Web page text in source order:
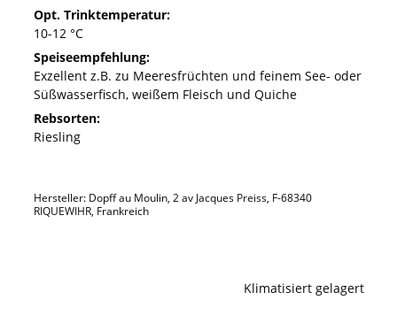
Opt. Trinktemperatur:
10-12 °C
Speiseempfehlung:
Exzellent z.B. zu Meeresfrüchten und feinem See- oder
Süßwasserfisch, weißem Fleisch und Quiche
Rebsorten:
Riesling
Hersteller: Dopff au Moulin, 2 av Jacques Preiss, F-68340
RIQUEWIHR, Frankreich
Klimatisiert gelagert